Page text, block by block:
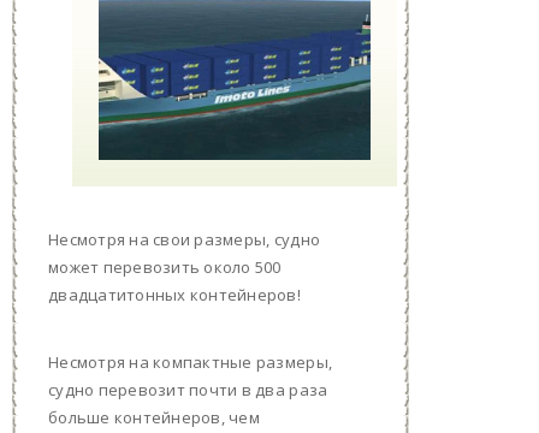
Несмотря на свои размеры, судно
может перевозить около 500
двадцатитонных контейнеров!
Несмотря на компактные размеры,
судно перевозит почти в два раза
больше контейнеров, чем